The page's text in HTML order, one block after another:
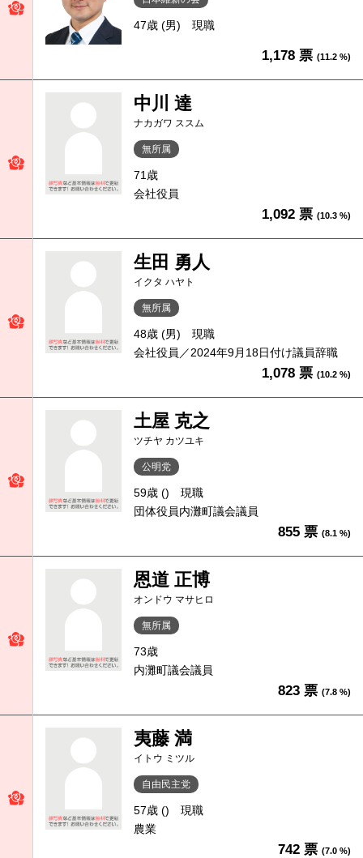
47歳 (男) 現職
1,178 票 (11.2 %)
中川 達
ナカガワ ススム
無所属
71歳
会社役員
1,092 票 (10.3 %)
生田 勇人
イクタ ハヤト
無所属
48歳 (男)
現職
会社役員／2024年9月18日付け議員辞職
1,078 票 (10.2 %)
土屋 克之
ツチヤ カツユキ
公明党
59歳 ()
現職
団体役員内灘町議会議員
855 票 (8.1 %)
恩道 正博
オンドウ マサヒロ
無所属
73歳
内灘町議会議員
823 票 (7.8 %)
夷藤 満
イトウ ミツル
自由民主党
57歳 ()
現職
農業
742 票 (7.0 %)